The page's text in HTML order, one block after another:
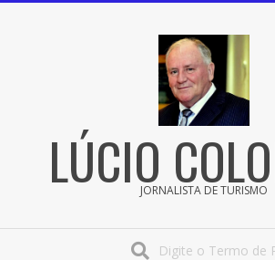
LÚCIOJORNALISTA DE TURISMO